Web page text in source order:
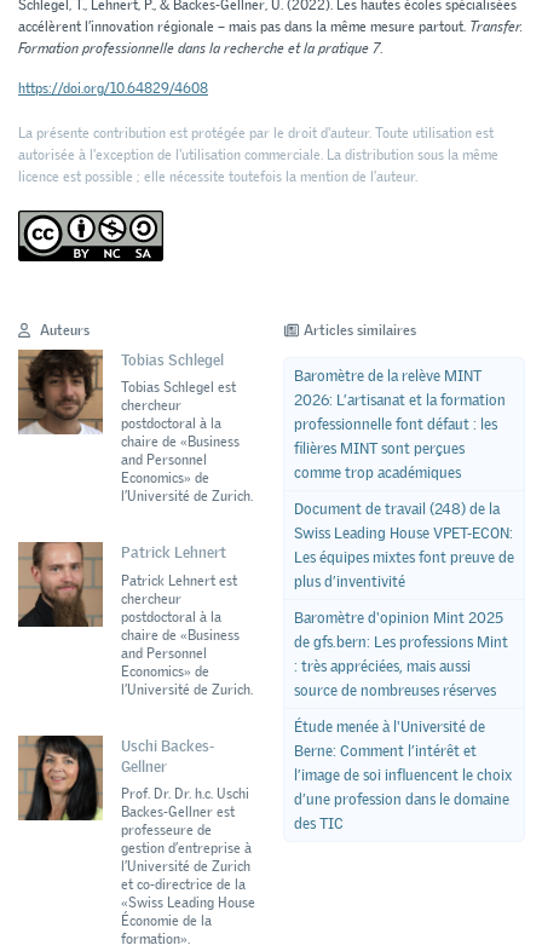
Schlegel, T., Lehnert, P., & Backes-Gellner, U. (2022). Les hautes écoles spécialisées
accélèrent l’innovation régionale – mais pas dans la même mesure partout. Transfer.
Formation professionnelle dans la recherche et la pratique 7.
https://doi.org/10.64829/4608
La présente contribution est protégée par le droit d'auteur. Toute utilisation est
autorisée à l'exception de l'utilisation commerciale. La distribution sous la même
licence est possible ; elle nécessite toutefois la mention de l’auteur.
Auteurs
Tobias Schlegel
Tobias Schlegel est
chercheur
postdoctoral à la
chaire de «Business
and Personnel
Economics» de
l’Université de Zurich.
Patrick Lehnert
Patrick Lehnert est
chercheur
postdoctoral à la
chaire de «Business
and Personnel
Economics» de
l’Université de Zurich.
Uschi Backes-
Gellner
Prof. Dr. Dr. h.c. Uschi
Backes-Gellner est
professeure de
gestion d’entreprise à
l’Université de Zurich
et co-directrice de la
«Swiss Leading House
Économie de la
formation».
Articles similaires
Baromètre de la relève MINT
2026: L’artisanat et la formation
professionnelle font défaut : les
filières MINT sont perçues
comme trop académiques
Document de travail (248) de la
Swiss Leading House VPET-ECON:
Les équipes mixtes font preuve de
plus d’inventivité
Baromètre d'opinion Mint 2025
de gfs.bern: Les professions Mint
: très appréciées, mais aussi
source de nombreuses réserves
Étude menée à l'Université de
Berne: Comment l’intérêt et
l’image de soi influencent le choix
d’une profession dans le domaine
des TIC